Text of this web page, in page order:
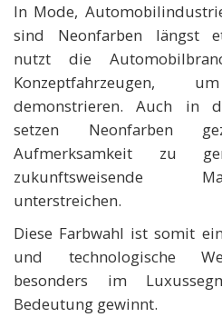
In Mode,
sind Neonfarben längst
nutzt die
Konzeptfahrzeugen,
demonstrieren. Auch in
setzen Neonfarben
Aufmerksamkeit zu
zukunftsweisende
unterstreichen.
Diese Farbwahl ist somit
und technologische
besonders im
Bedeutung gewinnt.